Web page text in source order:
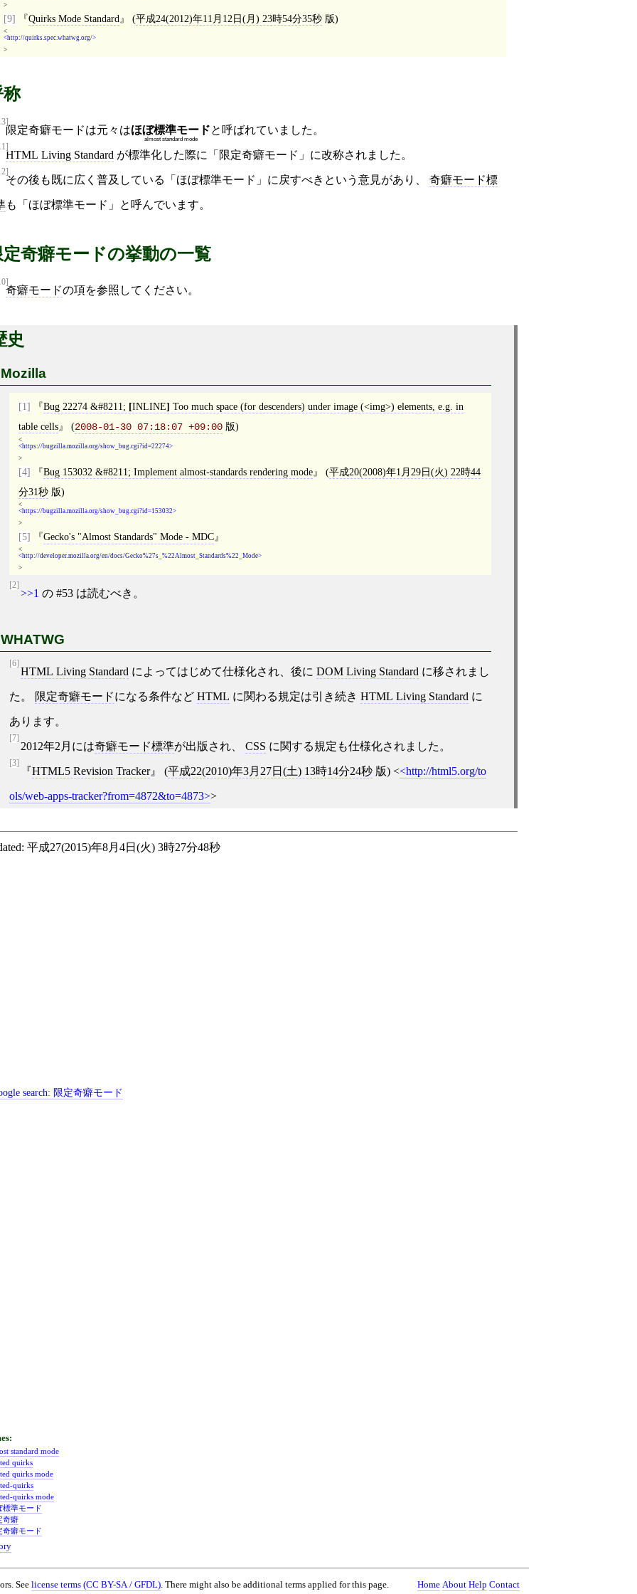
>
[9] Quirks Mode Standard (平成24(2012)年11月12日(月) 23時54分35秒版)
<
http://quirks.spec.whatwg.org/
>
限定奇癖モードは元々はほぼ標準モード
almost standard mode
と呼ばれていました。
HTML Living Standard が標準化した際に「限定奇癖モード」に改称されました。
その後も既に広く普及している「ほぼ標準モード」に戻すべきという意見があり、 奇癖モード標
も「ほぼ標準モード」と呼んでいます。
定奇癖モードの挙動の一覧
奇癖モードの項を参照してください。
史
Mozilla
[1] Bug 22274 &#8211; [INLINE] Too much space (for descenders) under image (<img>) elements, e.g. in
table cells
(2008-01-30 07:18:07 +09:00版)
<
https://bugzilla.mozilla.org/show_bug.cgi?id=22274
>
[4] Bug 153032 &#8211; Implement almost-standards rendering mode (平成20(2008)年1月29日(火) 22時44
分31秒版)
<
https://bugzilla.mozilla.org/show_bug.cgi?id=153032
>
[5] Gecko's "Almost Standards" Mode - MDC
<
http://developer.mozilla.org/en/docs/Gecko%27s_%22Almost_Standards%22_Mode
>
[2]
>>1 の #53 は読むべき。
WHATWG
[6]
HTML Living Standard によってはじめて仕様化され、後に DOM Living Standard に移されまし
た。 限定奇癖モードになる条件など HTML に関わる規定は引き続き HTML Living Standard に
あります。
[7]
2012年2月には奇癖モード標準が出版され、 CSS に関する規定も仕様化されました。
[3]
HTML5 Revision Tracker (平成22(2010)年3月27日(土) 13時14分24秒版) < http://html5.org/to
ols/web-apps-tracker?from=4872&to=4873 >
平成27(2015)年8月4日(火) 3時27分48秒
search: 限定奇癖モード
standard mode
quirks
quirks mode
quirks
quirks mode
標準モード
奇癖
奇癖モード
© Authors. See license terms (CC BY-SA / GFDL) . There might also be additional terms applied for this page. Home About Help Contact